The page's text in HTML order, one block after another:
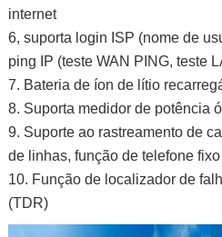
internet
6, suporta login ISP (nome de
ping IP (teste WAN PING, teste
7. Bateria de íon de lítio
8. Suporta medidor de potência
9. Suporte ao rastreamento de
de linhas, função de telefone fixo
10. Função de localizador de
(TDR)